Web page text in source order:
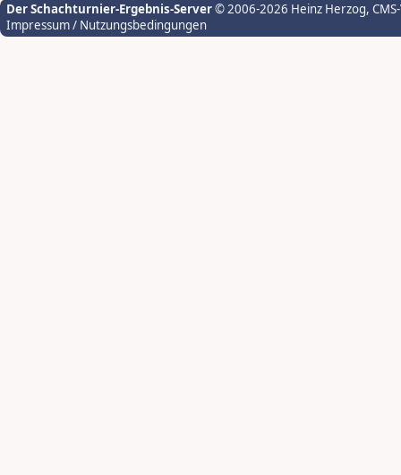
Der Schachturnier-Ergebnis-Server© 2006-2026 Heinz Herzog,
Impressum / Nutzungsbedingungen